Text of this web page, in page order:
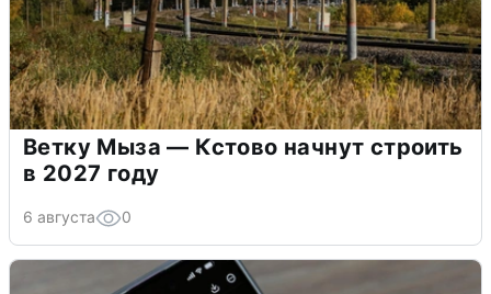
Ветку Мыза — Кстово начнут строить
в 2027 году
6 августа 0